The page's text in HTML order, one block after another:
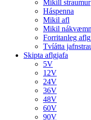
Mikill straumur
Háspenna
Mikil afl
Mikil
Forritanleg
Tvíátta
Skipta aflgjafa
5V
12V
24V
36V
48V
60V
90V